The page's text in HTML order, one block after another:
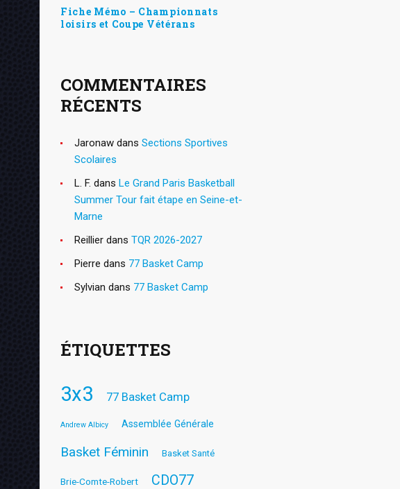
Fiche Mémo – Championnats
loisirs et Coupe Vétérans
COMMENTAIRES
RÉCENTS
Jaronaw dans Sections Sportives
Scolaires
L. F. dans Le Grand Paris Basketball
Summer Tour fait étape en Seine-et-
Marne
Reillier dans TQR 2026-2027
Pierre dans 77 Basket Camp
Sylvian dans 77 Basket Camp
ÉTIQUETTES
3x3 77 Basket Camp
Andrew Albicy Assemblée Générale
Basket Féminin Basket Santé
Brie-Comte-Robert CDO77